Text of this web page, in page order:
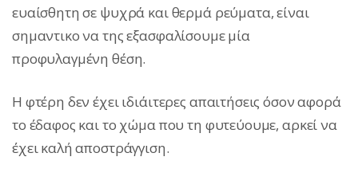
ευαίσθητη σε ψυχρά και θερμά ρεύματα, είναι
σημαντικο να της εξασφαλίσουμε μία
προφυλαγμένη θέση.
Η φτέρη δεν έχει ιδιάιτερες απαιτήσεις όσον αφορά
το έδαφος και το χώμα που τη φυτεύουμε, αρκεί να
έχει καλή αποστράγγιση.